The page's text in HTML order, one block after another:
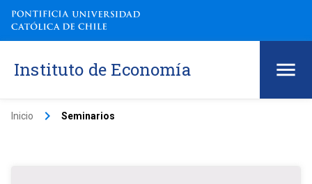
Instituto de Economía
Inicio keyboard_arrow_right Seminarios